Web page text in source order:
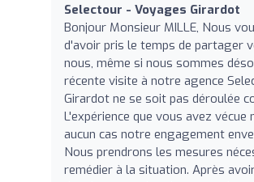
Selectour - Voyages Girardot
Bonjour Monsieur MILLE, Nous
d'avoir pris le temps de partager
nous, même si nous sommes
récente visite à notre agence
Girardot ne se soit pas déroulée
L'expérience que vous avez vécue
aucun cas notre engagement
Nous prendrons les mesures
remédier à la situation. Après